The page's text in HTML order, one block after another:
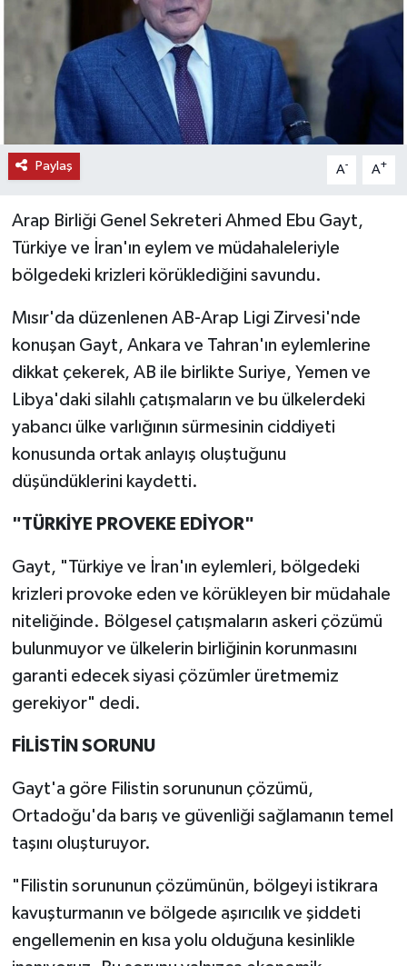
Paylaş A- A+
Arap Birliği Genel Sekreteri Ahmed Ebu Gayt,
Türkiye ve İran'ın eylem ve müdahaleleriyle
bölgedeki krizleri körüklediğini savundu.
Mısır'da düzenlenen AB-Arap Ligi Zirvesi'nde
konuşan Gayt, Ankara ve Tahran'ın eylemlerine
dikkat çekerek, AB ile birlikte Suriye, Yemen ve
Libya'daki silahlı çatışmaların ve bu ülkelerdeki
yabancı ülke varlığının sürmesinin ciddiyeti
konusunda ortak anlayış oluştuğunu
düşündüklerini kaydetti.
"TÜRKİYE PROVEKE EDİYOR"
Gayt, "Türkiye ve İran'ın eylemleri, bölgedeki
krizleri provoke eden ve körükleyen bir müdahale
niteliğinde. Bölgesel çatışmaların askeri çözümü
bulunmuyor ve ülkelerin birliğinin korunmasını
garanti edecek siyasi çözümler üretmemiz
gerekiyor" dedi.
FİLİSTİN SORUNU
Gayt'a göre Filistin sorununun çözümü,
Ortadoğu'da barış ve güvenliği sağlamanın temel
taşını oluşturuyor.
"Filistin sorununun çözümünün, bölgeyi istikrara
kavuşturmanın ve bölgede aşırıcılık ve şiddeti
engellemenin en kısa yolu olduğuna kesinlikle
SPOR
TEKNOLOJİ
TİCARET